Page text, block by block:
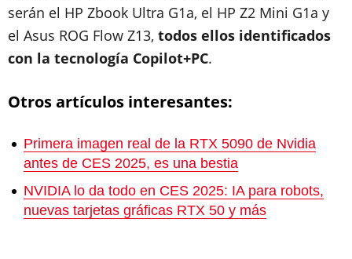
serán el HP Zbook Ultra G1a, el HP Z2 Mini G1a y
el Asus ROG Flow Z13, todos ellos identificados
con la tecnología Copilot+PC.
Otros artículos interesantes:
Primera imagen real de la RTX 5090 de Nvidia
antes de CES 2025, es una bestia
NVIDIA lo da todo en CES 2025: IA para robots,
nuevas tarjetas gráficas RTX 50 y más